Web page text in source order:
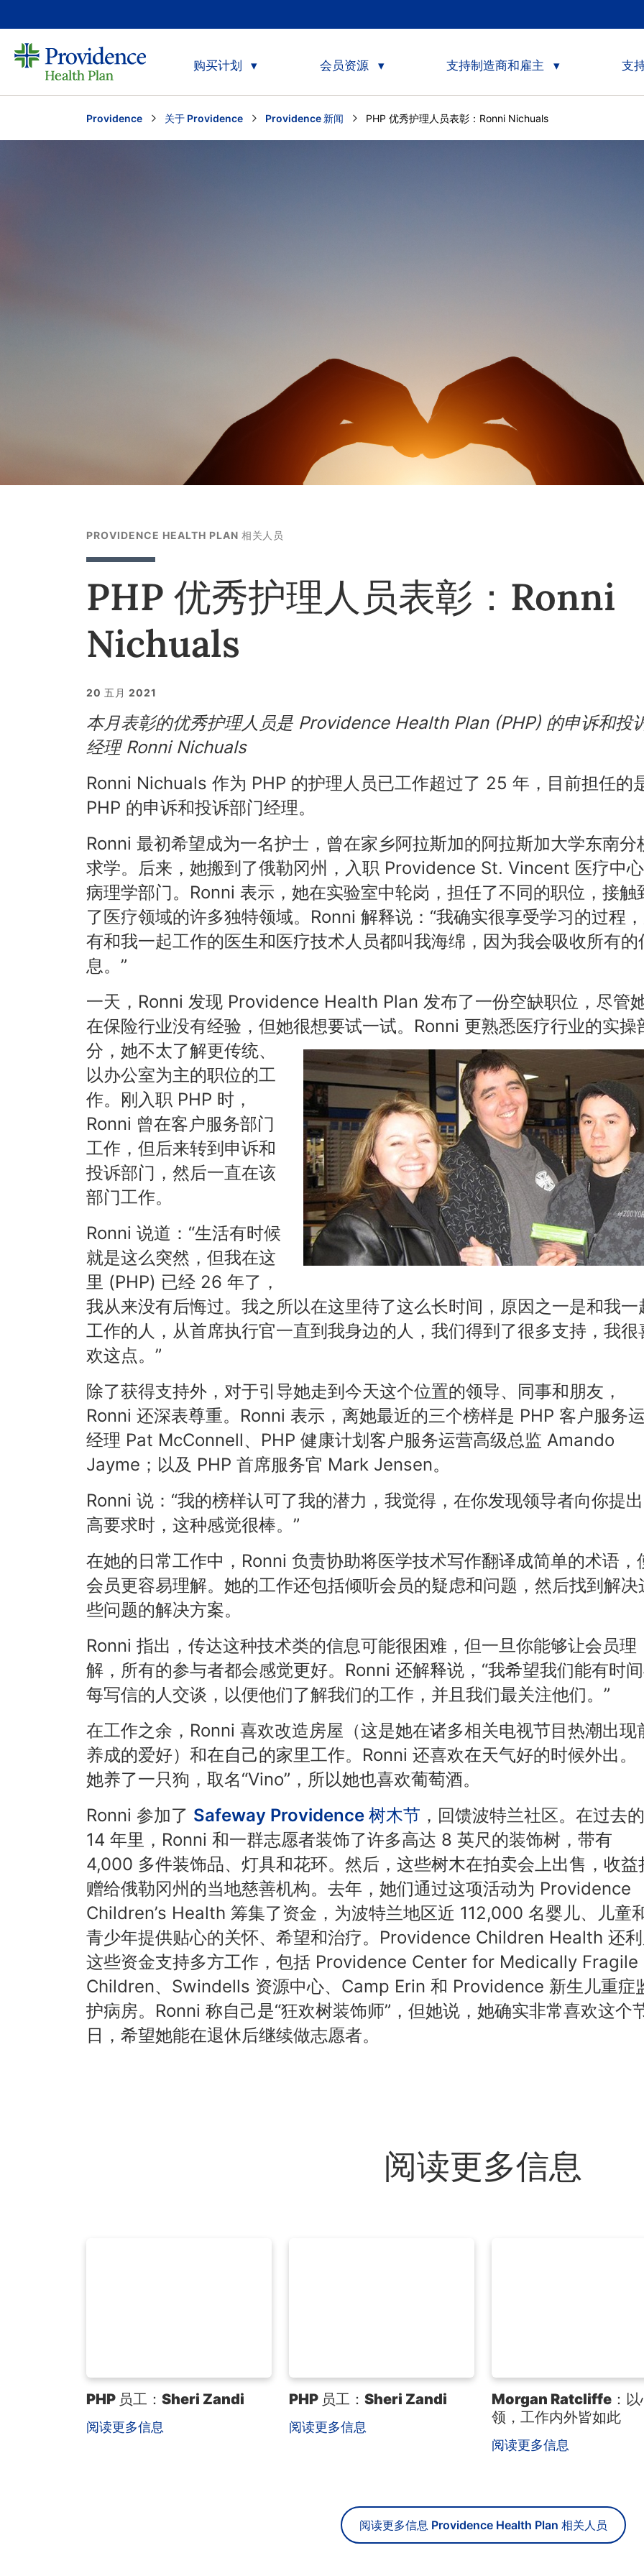
购买计划 会员资源 支持制造商和雇主 支
Providence 关于 Providence Providence 新闻 Current:
PHP 优秀护理人员表彰：Ronni Nichuals
PROVIDENCE HEALTH PLAN 相关人员
PHP 优秀护理人员表彰：Ronni
Nichuals
20 五月 2021
本月表彰的优秀护理人员是 Providence Health Plan (PHP) 的申诉和投
经理 Ronni Nichuals
Ronni Nichuals 作为 PHP 的护理人员已工作超过了 25 年，目前担任的
PHP 的申诉和投诉部门经理。
Ronni 最初希望成为一名护士，曾在家乡阿拉斯加的阿拉斯加大学东南分
求学。后来，她搬到了俄勒冈州，入职 Providence St. Vincent 医疗中
病理学部门。Ronni 表示，她在实验室中轮岗，担任了不同的职位，接触
了医疗领域的许多独特领域。Ronni 解释说：“我确实很享受学习的过程
有和我一起工作的医生和医疗技术人员都叫我海绵，因为我会吸收所有的
息。”
一天，Ronni 发现 Providence Health Plan 发布了一份空缺职位，尽管
在保险行业没有经验，但她很想要试一试。Ronni 更熟悉医疗行业的实操
分，她不太了解更传统、
以办公室为主的职位的工
作。刚入职 PHP 时，
Ronni 曾在客户服务部门
工作，但后来转到申诉和
投诉部门，然后一直在该
部门工作。
Ronni 说道：“生活有时候
就是这么突然，但我在这
里 (PHP) 已经 26 年了，
我从来没有后悔过。我之所以在这里待了这么长时间，原因之一是和我一
工作的人，从首席执行官一直到我身边的人，我们得到了很多支持，我很
欢这点。”
除了获得支持外，对于引导她走到今天这个位置的领导、同事和朋友，
Ronni 还深表尊重。Ronni 表示，离她最近的三个榜样是 PHP 客户服务
经理 Pat McConnell、PHP 健康计划客户服务运营高级总监 Amando
Jayme；以及 PHP 首席服务官 Mark Jensen。
Ronni 说：“我的榜样认可了我的潜力，我觉得，在你发现领导者向你提
高要求时，这种感觉很棒。”
在她的日常工作中，Ronni 负责协助将医学技术写作翻译成简单的术语，
会员更容易理解。她的工作还包括倾听会员的疑虑和问题，然后找到解决
些问题的解决方案。
Ronni 指出，传达这种技术类的信息可能很困难，但一旦你能够让会员理
解，所有的参与者都会感觉更好。Ronni 还解释说，“我希望我们能有时
每写信的人交谈，以便他们了解我们的工作，并且我们最关注他们。”
在工作之余，Ronni 喜欢改造房屋（这是她在诸多相关电视节目热潮出现
养成的爱好）和在自己的家里工作。Ronni 还喜欢在天气好的时候外出。
她养了一只狗，取名“Vino”，所以她也喜欢葡萄酒。
Ronni 参加了 Safeway Providence 树木节 ，回馈波特兰社区。在过去的
14 年里，Ronni 和一群志愿者装饰了许多高达 8 英尺的装饰树，带有
4,000 多件装饰品、灯具和花环。然后，这些树木在拍卖会上出售，收益
赠给俄勒冈州的当地慈善机构。去年，她们通过这项活动为 Providence
Children’s Health 筹集了资金，为波特兰地区近 112,000 名婴儿、儿童
青少年提供贴心的关怀、希望和治疗。Providence Children Health 还
这些资金支持多方工作，包括 Providence Center for Medically Fragile
Children、Swindells 资源中心、Camp Erin 和 Providence 新生儿重症
护病房。Ronni 称自己是“狂欢树装饰师”，但她说，她确实非常喜欢这个
日，希望她能在退休后继续做志愿者。
阅读更多信息
PHP 员工：Sheri Zandi
阅读更多信息
PHP 员工：Sheri Zandi
阅读更多信息
Morgan Ratcliffe：以
领，工作内外皆如此
阅读更多信息
阅读更多信息 Providence Health Plan 相关人员